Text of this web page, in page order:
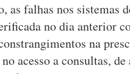
as falhas nos sistemas
no dia anterior
na
acesso a consultas,